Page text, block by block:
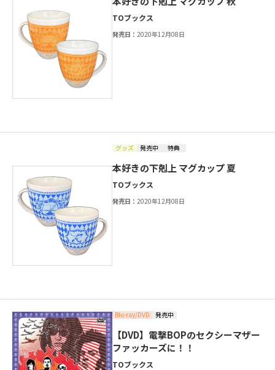
TOブックス
発売日：2020年12月08日
グッズ 発売中 特典
本好きの下剋上 マグカップ 夏
TOブックス
発売日：2020年12月08日
Blu-ray/DVD 発売中
【DVD】電撃BOPのセクシーマザー
ファッカーズに！！
TOブックス